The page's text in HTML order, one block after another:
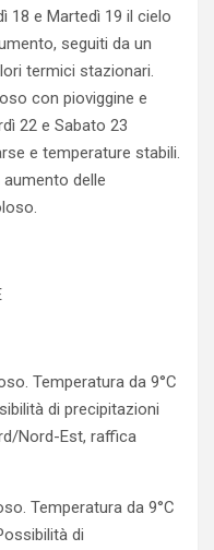
18 e Martedì 19 il cielo
seguiti da un
termici stazionari.
con pioviggine e
22 e Sabato 23
e temperature stabili.
aumento delle
Temperatura da 9°C
di precipitazioni
Nord-Est, raffica
Temperatura da 9°C
di